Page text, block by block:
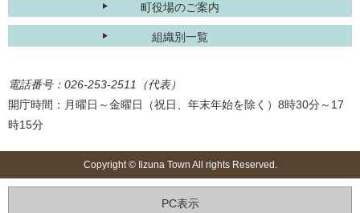
町役場のご案内
組織別一覧
電話番号：026-253-2511（代表）
開庁時間：月曜日～金曜日（祝日、年末年始を除く）8時30分～17
時15分
Copyright © Iizuna Town All rights Reserved.
PC表示